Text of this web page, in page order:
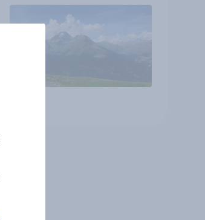
Gesundheitswesen und
Altersvorsorge